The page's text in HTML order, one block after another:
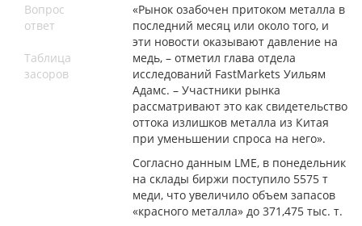
Вопрос
ответ
Таблица
засоров
«Рынок озабочен притоком металла в
последний месяц или около того, и
эти новости оказывают давление на
медь, – отметил глава отдела
исследований FastMarkets Уильям
Адамс. – Участники рынка
рассматривают это как свидетельство
оттока излишков металла из Китая
при уменьшении спроса на него».
Согласно данным LME, в понедельник
на склады биржи поступило 5575 т
меди, что увеличило объем запасов
«красного металла» до 371,475 тыс. т.